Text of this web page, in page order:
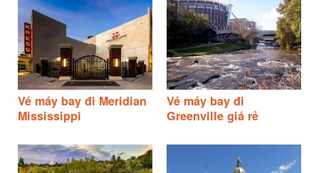
Vé máy bay đi Meridian
Mississippi
Vé máy bay đi
Greenville giá rẻ